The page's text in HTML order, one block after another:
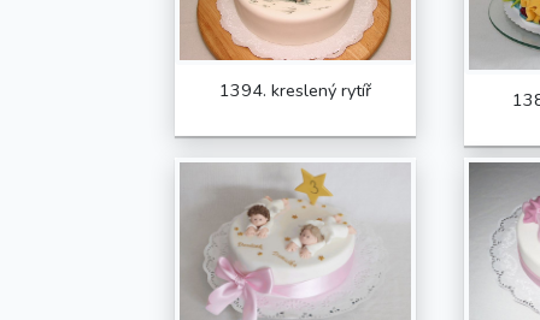
1394. kreslený rytíř